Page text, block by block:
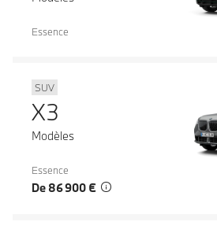
Essence
SUV
X3
Modèles
Essence
De 86 900 €